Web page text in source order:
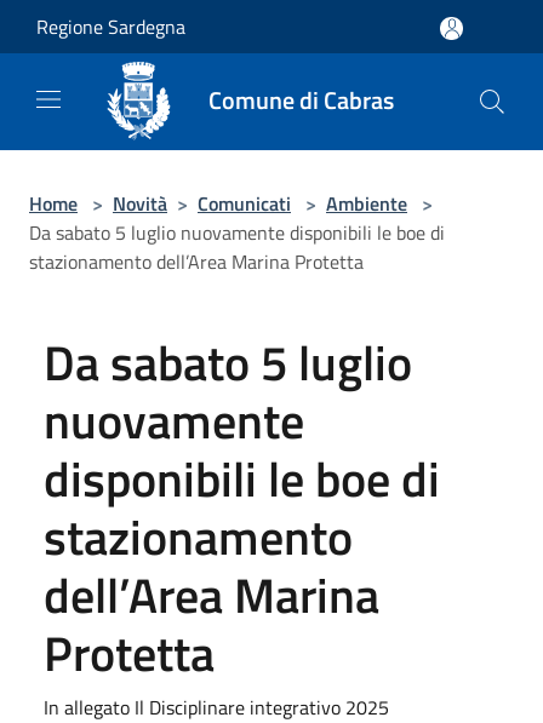
Salta al contenuto principale
Regione Sardegna
Comune di Cabras
Home > Novità > Comunicati > Ambiente >
Da sabato 5 luglio nuovamente disponibili le boe di
stazionamento dell’Area Marina Protetta
Da sabato 5 luglio
nuovamente
disponibili le boe di
stazionamento
dell’Area Marina
Protetta
In allegato Il Disciplinare integrativo 2025